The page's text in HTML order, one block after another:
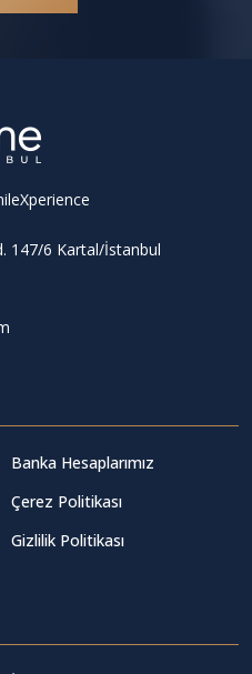
147/6 Kartal/İstanbul
Banka Hesaplarımız
Çerez Politikası
Gizlilik Politikası